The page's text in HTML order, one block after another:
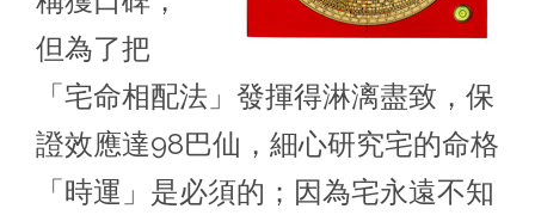
但為了把
「宅命相配法」發揮得淋漓盡致，保
證效應達98巴仙，細心研究宅的命格
「時運」是必須的；因為宅永遠不知